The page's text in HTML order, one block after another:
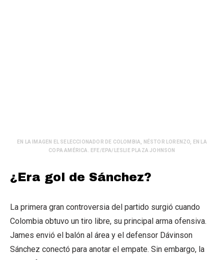
EN LA IMAGEN EL SELECCIONADOR DE COLOMBIA, NÉSTOR LORENZO, EN LA
COPA AMÉRICA. EFE/EPA/LESLIE PLAZA JOHNSON
¿Era gol de Sánchez?
La primera gran controversia del partido surgió cuando
Colombia obtuvo un tiro libre, su principal arma ofensiva.
James envió el balón al área y el defensor Dávinson
Sánchez conectó para anotar el empate. Sin embargo, la